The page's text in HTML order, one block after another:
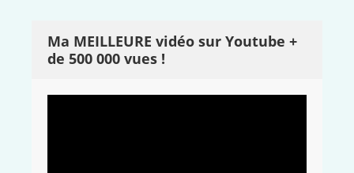
Ma MEILLEURE vidéo sur Youtube +
de 500 000 vues !